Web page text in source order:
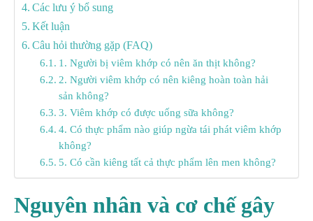
Các lưu ý bổ sung
Kết luận
Câu hỏi thường gặp (FAQ)
1. Người bị viêm khớp có nên ăn thịt không?
2. Người viêm khớp có nên kiêng hoàn toàn hải
sản không?
3. Viêm khớp có được uống sữa không?
4. Có thực phẩm nào giúp ngừa tái phát viêm khớp
không?
5. Có cần kiêng tất cả thực phẩm lên men không?
Nguyên nhân và cơ chế gây